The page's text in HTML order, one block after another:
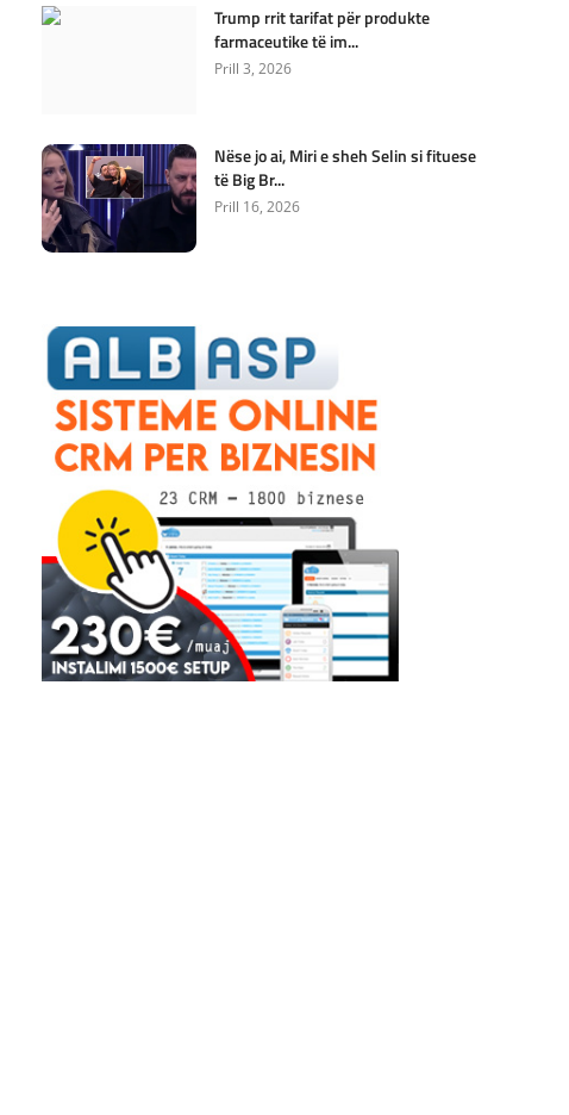
Trump rrit tarifat për produkte
farmaceutike të im...
Prill 3, 2026
Nëse jo ai, Miri e sheh Selin si fituese
të Big Br...
Prill 16, 2026